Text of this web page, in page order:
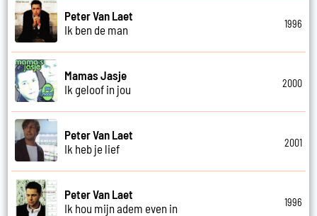
Peter Van Laet
Ik ben de man
1996
Mamas Jasje
Ik geloof in jou
2000
Peter Van Laet
Ik heb je lief
2001
Peter Van Laet
Ik hou mijn adem even in
1996